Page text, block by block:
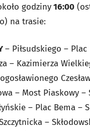
godziny16:00
na trasie:
– Piłsudskiego –
– Kazimierza
– Most Piaskowy –
– Plac Bema –
–